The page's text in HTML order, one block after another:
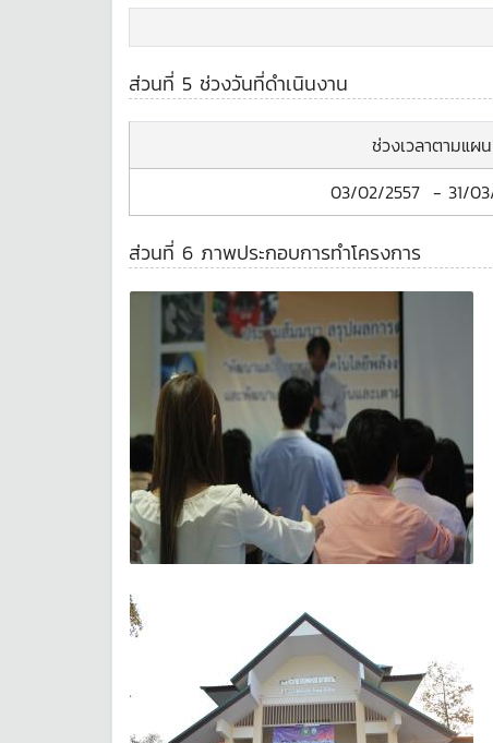
ส่วนที่ 5 ช่วงวันที่ดำเนินงาน
ช่วงเวลาตามแผน
03/02/2557 - 31/
ส่วนที่ 6 ภาพประกอบการทำโครงการ